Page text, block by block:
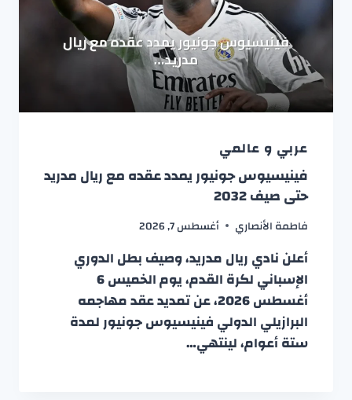
عربي و عالمي
فينيسيوس جونيور يمدد عقده مع ريال مدريد
حتى صيف 2032
فاطمة الأنصاري أغسطس 7, 2026
أعلن نادي ريال مدريد، وصيف بطل الدوري
الإسباني لكرة القدم، يوم الخميس 6
أغسطس 2026، عن تمديد عقد مهاجمه
البرازيلي الدولي فينيسيوس جونيور لمدة
ستة أعوام، لينتهي…